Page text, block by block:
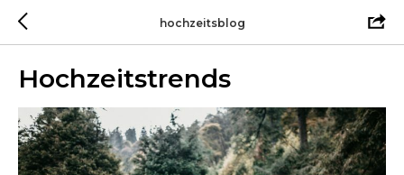
hochzeitsblog
Hochzeitstrends